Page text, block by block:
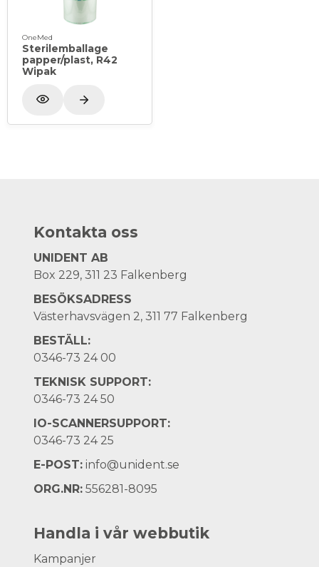
OneMed
Sterilemballage
papper/plast, R42
Wipak
Kontakta oss
UNIDENT AB
Box 229, 311 23 Falkenberg
BESÖKSADRESS
Västerhavsvägen 2, 311 77 Falkenberg
BESTÄLL:
0346-73 24 00
TEKNISK SUPPORT:
0346-73 24 50
IO-SCANNERSUPPORT:
0346-73 24 25
E-POST: info@unident.se
ORG.NR: 556281-8095
Handla i vår webbutik
Kampanjer